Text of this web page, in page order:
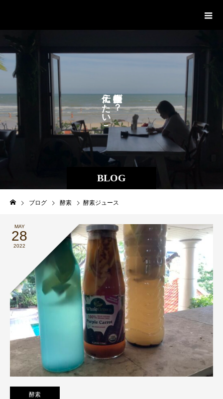
BLOG
？
た
い
こ
と
ブログ 酵素 酵素ジュース
MAY
28
2022
酵素